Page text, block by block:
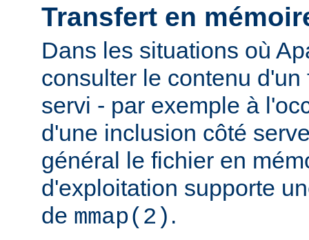
Transfert en
Dans les situations où
consulter le contenu
servi - par exemple à
d'une inclusion côté
général le fichier en
d'exploitation supporte
de mmap(2) .